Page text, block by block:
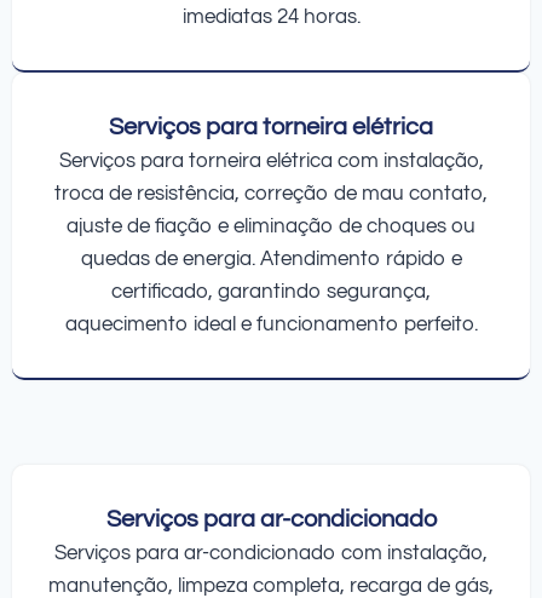
imediatas 24 horas.
Serviços para torneira elétrica
Serviços para torneira elétrica com instalação,
troca de resistência, correção de mau contato,
ajuste de fiação e eliminação de choques ou
quedas de energia. Atendimento rápido e
certificado, garantindo segurança,
aquecimento ideal e funcionamento perfeito.
Serviços para ar-condicionado
Serviços para ar-condicionado com instalação,
manutenção, limpeza completa, recarga de gás,